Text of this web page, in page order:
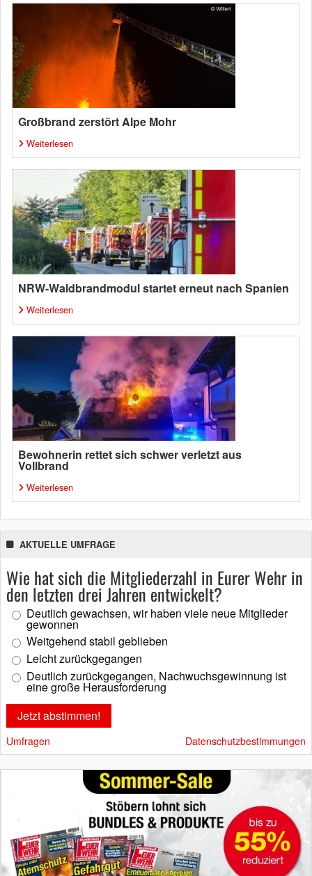
Großbrand zerstört Alpe Mohr
Weiterlesen
NRW-Waldbrandmodul startet erneut nach Spanien
Weiterlesen
Bewohnerin rettet sich schwer verletzt aus
Vollbrand
Weiterlesen
AKTUELLE UMFRAGE
Wie hat sich die Mitgliederzahl in Eurer Wehr in
den letzten drei Jahren entwickelt?
Deutlich gewachsen, wir haben viele neue Mitglieder
gewonnen
Weitgehend stabil geblieben
Leicht zurückgegangen
Deutlich zurückgegangen, Nachwuchsgewinnung ist
eine große Herausforderung
Umfragen Datenschutzbestimmungen